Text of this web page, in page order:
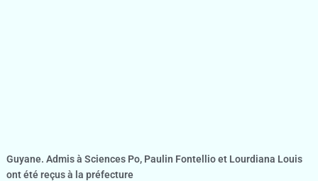
Guyane. Admis à Sciences Po, Paulin Fontellio et Lourdiana Louis
ont été reçus à la préfecture